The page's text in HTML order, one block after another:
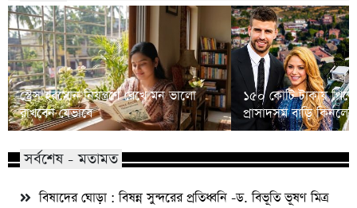
স্ট্রেস হরমোন নিয়ন্ত্রণে রেখে মন ভালো
রাখবেন যেভাবে
১৫০ কোটি টাকায়
প্রাসাদসম বাড়ি
সর্বশেষ - মতামত
বিষাদের ঘোড়া : বিষন্ন সুন্দরের প্রতিধ্বনি -ড. বিভূতি ভূষণ মিত্র